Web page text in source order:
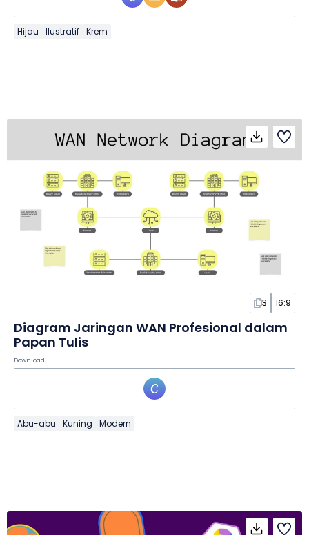
Hijau Ilustratif Krem
3 16:9
Diagram Jaringan WAN Profesional dalam
Papan Tulis
Download
Abu-abu Kuning Modern